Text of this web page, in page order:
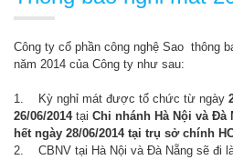
Công ty cổ phần công nghệ Sao thông
năm 2014 của Công ty như sau:
1. Kỳ nghỉ mát được tổ chức từ ngày
26/06/2014tại Chi nhánh Hà Nội và Đà
hết ngày 28/06/2014 tại trụ sở chính
2. CBNV tại Hà Nội và Đà Nẵng sẽ đi